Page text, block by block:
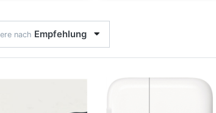
nach Empfehlung